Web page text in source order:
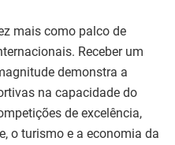
mais como palco de
Receber um
demonstra a
na capacidade do
de excelência,
o turismo e a economia da